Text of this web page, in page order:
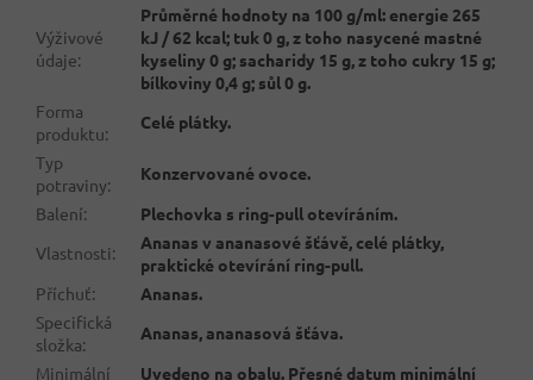
Výživové
údaje:
Průměrné hodnoty na 100 g/ml: energie 265
kJ / 62 kcal; tuk 0 g, z toho nasycené mastné
kyseliny 0 g; sacharidy 15 g, z toho cukry 15 g;
bílkoviny 0,4 g; sůl 0 g.
Forma
produktu:
Celé plátky.
Typ
potraviny:
Konzervované ovoce.
Balení:
Plechovka s ring-pull otevíráním.
Vlastnosti:
Ananas v ananasové šťávě, celé plátky,
praktické otevírání ring-pull.
Příchuť:
Ananas.
Specifická
složka:
Ananas, ananasová šťáva.
Minimální
Uvedeno na obalu. Přesné datum minimální